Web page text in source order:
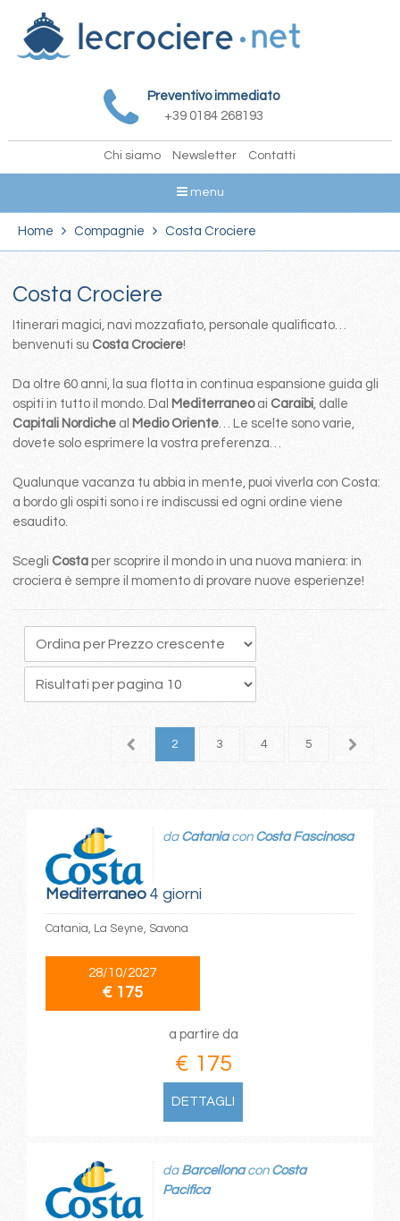
Preventivo immediato
+39 0184 268193
Chi siamo Newsletter Contatti
menu
Home Compagnie Costa Crociere
Costa Crociere
Itinerari magici, navi mozzafiato, personale qualificato…
benvenuti su Costa Crociere!
Da oltre 60 anni, la sua flotta in continua espansione guida gli
ospiti in tutto il mondo. Dal Mediterraneo ai Caraibi, dalle
Capitali Nordicheal Medio Oriente… Le scelte sono varie,
dovete solo esprimere la vostra preferenza…
Qualunque vacanza tu abbia in mente, puoi viverla con Costa:
a bordo gli ospiti sono i re indiscussi ed ogni ordine viene
esaudito.
Scegli Costa per scoprire il mondo in una nuova maniera: in
crociera è sempre il momento di provare nuove esperienze!
1 2 3 4 5 6
Mediterraneo4 giorni
da Cataniacon Costa Fascinosa
Catania, La Seyne, Savona
28/10/2027
€ 175
a partire da
€ 175
DETTAGLI
da Barcellonacon Costa
Pacifica